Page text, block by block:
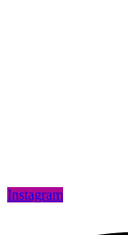
Instagram